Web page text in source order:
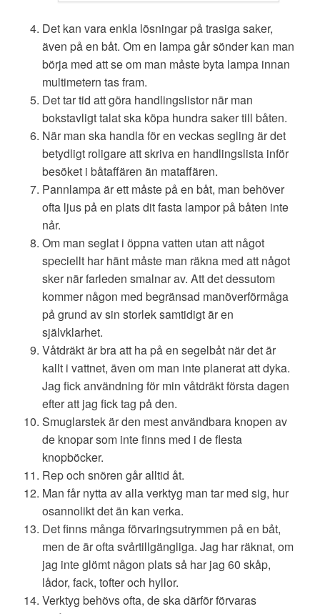
Det kan vara enkla lösningar på trasiga saker,
även på en båt. Om en lampa går sönder kan man
börja med att se om man måste byta lampa innan
multimetern tas fram.
Det tar tid att göra handlingslistor när man
bokstavligt talat ska köpa hundra saker till båten.
När man ska handla för en veckas segling är det
betydligt roligare att skriva en handlingslista inför
besöket i båtaffären än mataffären.
Pannlampa är ett måste på en båt, man behöver
ofta ljus på en plats dit fasta lampor på båten inte
når.
Om man seglat i öppna vatten utan att något
speciellt har hänt måste man räkna med att något
sker när farleden smalnar av. Att det dessutom
kommer någon med begränsad manöverförmåga
på grund av sin storlek samtidigt är en
självklarhet.
Våtdräkt är bra att ha på en segelbåt när det är
kallt i vattnet, även om man inte planerat att dyka.
Jag fick användning för min våtdräkt första dagen
efter att jag fick tag på den.
Smuglarstek är den mest användbara knopen av
de knopar som inte finns med i de flesta
knopböcker.
Rep och snören går alltid åt.
Man får nytta av alla verktyg man tar med sig, hur
osannolikt det än kan verka.
Det finns många förvaringsutrymmen på en båt,
men de är ofta svårtillgängliga. Jag har räknat, om
jag inte glömt någon plats så har jag 60 skåp,
lådor, fack, tofter och hyllor.
Verktyg behövs ofta, de ska därför förvaras